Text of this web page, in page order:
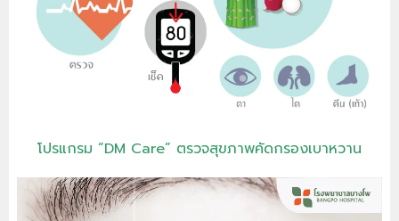
โปรแกรม “DM Care” ตรวจสุขภาพคัดกรองเบาหวาน